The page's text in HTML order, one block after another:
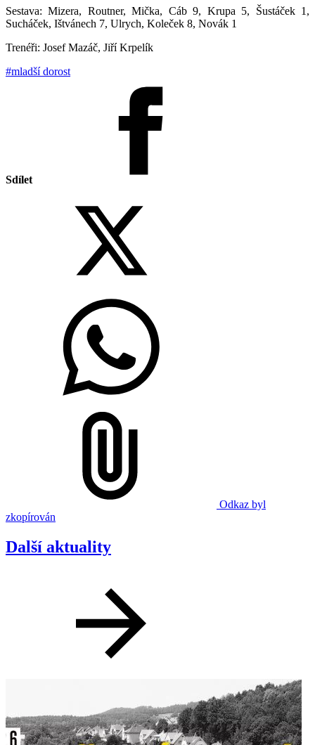
Sestava: Mizera, Routner, Mička, Cáb 9, Krupa 5, Šustáček 1,
Sucháček, Ištvánech 7, Ulrych, Koleček 8, Novák 1
Trenéři: Josef Mazáč, Jiří Krpelík
#mladší dorost
Sdílet
Odkaz byl
zkopírován
Další aktuality